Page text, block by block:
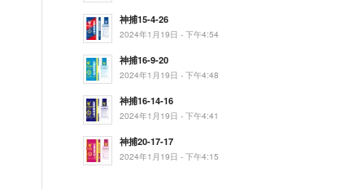
神捕15-4-26
2024年1月19日 - 下午4:54
神捕16-9-20
2024年1月19日 - 下午4:48
神捕16-14-16
2024年1月19日 - 下午4:41
神捕20-17-17
2024年1月19日 - 下午4:15